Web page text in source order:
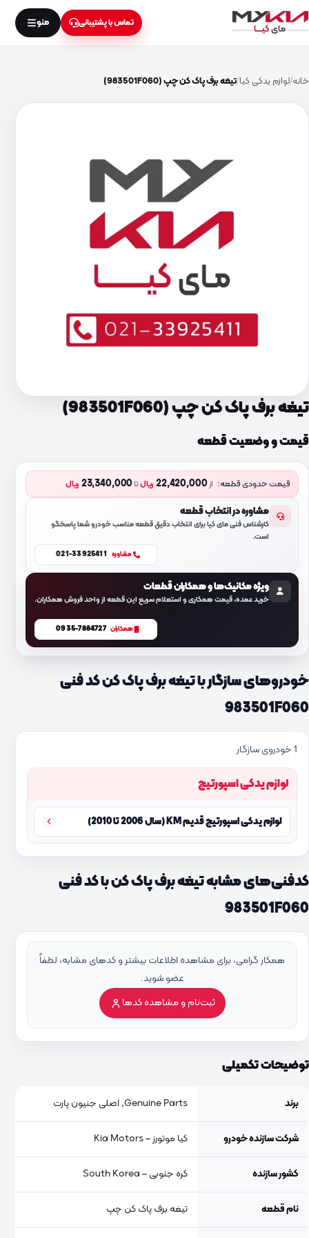
تماس با پشتیبانی منو
خانه لوازم یدکی کیا تیغه برف پاک کن چپ (983501F060)
تیغه برف پاک کن چپ (983501F060)
قیمت و وضعیت قطعه
قیمت حدودی قطعه: از22,420,000 ریالتا23,340,000 ریال
مشاوره در انتخاب قطعه
کارشناس فنی مای کیا برای انتخاب دقیق قطعه مناسب خودرو شما پاسخگو
است.
مشاوره 021-33925411
ویژه مکانیک‌ها و همکاران قطعات
خرید عمده، قیمت همکاری و استعلام سریع این قطعه از واحد فروش همکاران.
همکاران 0935-7884727
خودروهای سازگار با تیغه برف پاک کن کد فنی
983501F060
1 خودروی سازگار
لوازم یدکی اسپورتیج
لوازم یدکی اسپورتیج قدیم KM (سال 2006 تا 2010)
کدفنی‌های مشابه تیغه برف پاک کن با کد فنی
983501F060
همکار گرامی، برای مشاهده اطلاعات بیشتر و کدهای مشابه، لطفاً
عضو شوید.
ثبت‌نام و مشاهده کدها
توضیحات تکمیلی
برند Genuine Parts, اصلی جنیون پارت
شرکت سازنده خودرو کیا موتورز – Kia Motors
کشور سازنده کره جنوبی – South Korea
نام قطعه تیغه برف پاک کن چپ